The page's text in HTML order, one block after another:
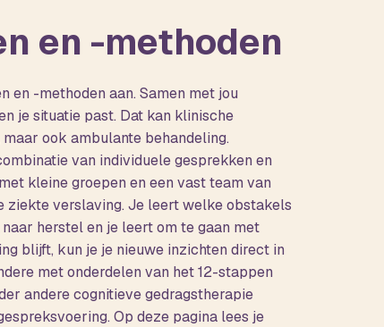
en -methoden
en -methoden aan. Samen met jou
je situatie past. Dat kan klinische
ook ambulante behandeling.
van individuele gesprekken en
kleine groepen en een vast team van
ziekte verslaving. Je leert welke obstakels
herstel en je leert om te gaan met
blijft, kun je je nieuwe inzichten direct in
met onderdelen van het 12-stappen
andere cognitieve gedragstherapie
Op deze pagina lees je